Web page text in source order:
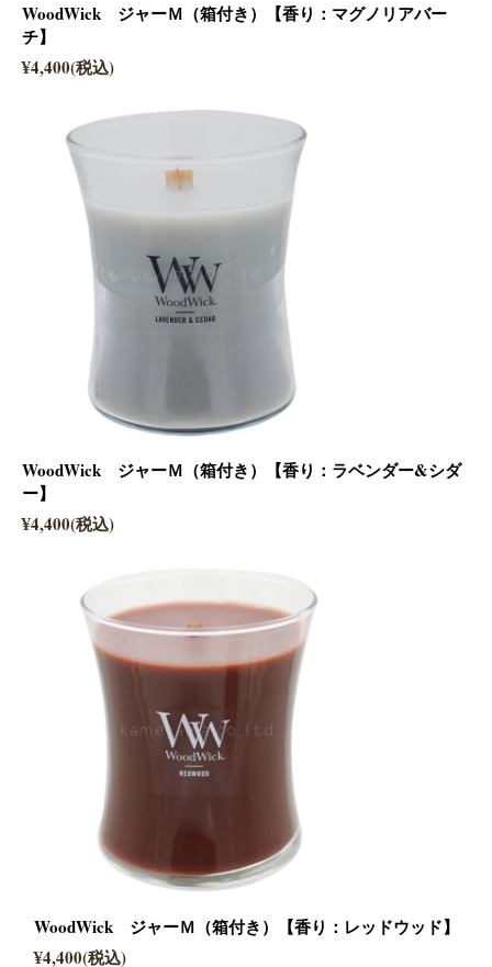
WoodWick ジャーＭ（箱付き）【香り：マグノリアバー
チ】
¥4,400(税込)
WoodWick ジャーＭ（箱付き）【香り：ラベンダー&シダ
ー】
¥4,400(税込)
WoodWick ジャーＭ（箱付き）【香り：レッドウッド】
¥4,400(税込)